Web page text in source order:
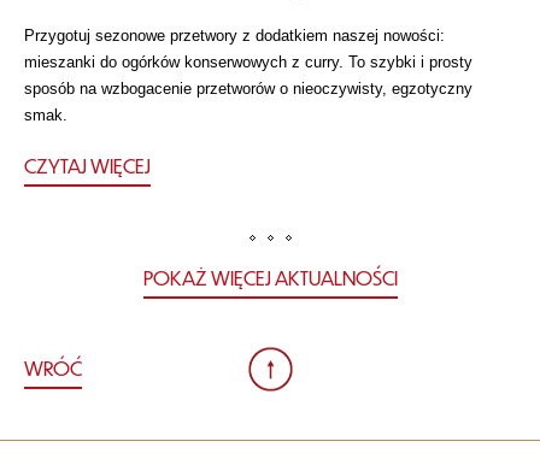
Przygotuj sezonowe przetwory z dodatkiem naszej nowości:
mieszanki do ogórków konserwowych z curry. To szybki i prosty
sposób na wzbogacenie przetworów o nieoczywisty, egzotyczny
smak.
CZYTAJ WIĘCEJ
POKAŻ WIĘCEJ AKTUALNOŚCI
WRÓĆ